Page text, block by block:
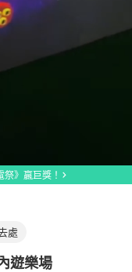
100.00%
》贏巨獎！
處
遊樂場